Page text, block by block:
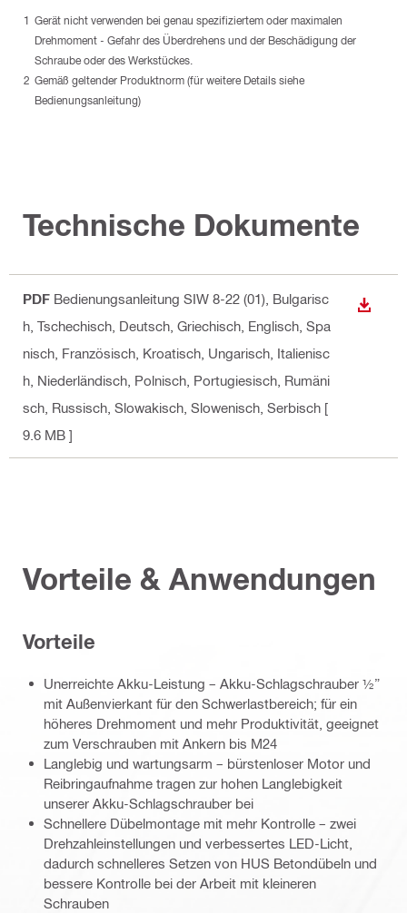
Gerät nicht verwenden bei genau spezifiziertem oder maximalen
Drehmoment - Gefahr des Überdrehens und der Beschädigung der
Schraube oder des Werkstückes.
Gemäß geltender Produktnorm (für weitere Details siehe
Bedienungsanleitung)
Technische Dokumente
PDF Bedienungsanleitung SIW 8-22 (01) , Bulgarisc
h, Tschechisch, Deutsch, Griechisch, Englisch, Spa
nisch, Französisch, Kroatisch, Ungarisch, Italienisc
h, Niederländisch, Polnisch, Portugiesisch, Rumäni
sch, Russisch, Slowakisch, Slowenisch, Serbisch [
9.6 MB ]
Vorteile & Anwendungen
Vorteile
Unerreichte Akku-Leistung – Akku-Schlagschrauber ½”
mit Außenvierkant für den Schwerlastbereich; für ein
höheres Drehmoment und mehr Produktivität, geeignet
zum Verschrauben mit Ankern bis M24
Langlebig und wartungsarm – bürstenloser Motor und
Reibringaufnahme tragen zur hohen Langlebigkeit
unserer Akku-Schlagschrauber bei
Schnellere Dübelmontage mit mehr Kontrolle – zwei
Drehzahleinstellungen und verbessertes LED-Licht,
dadurch schnelleres Setzen von HUS Betondübeln und
bessere Kontrolle bei der Arbeit mit kleineren
Schrauben